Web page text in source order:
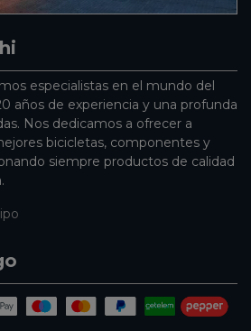
especialistas en el mundo del
años de experiencia y una profunda
Nos dedicamos a ofrecer a
bicicletas, componentes y
siempre productos de calidad